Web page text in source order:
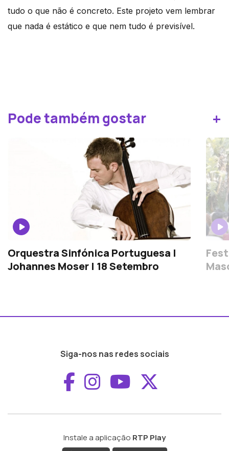
tudo o que não é concreto. Este projeto vem lembrar
que nada é estático e que nem tudo é previsível.
Pode também gostar +
Orquestra Sinfónica Portuguesa |
Johannes Moser | 18 Setembro
Siga-nos nas redes sociais
Aceder ao
Aceder ao
Aceder ao
Instale a aplicação RTP Play